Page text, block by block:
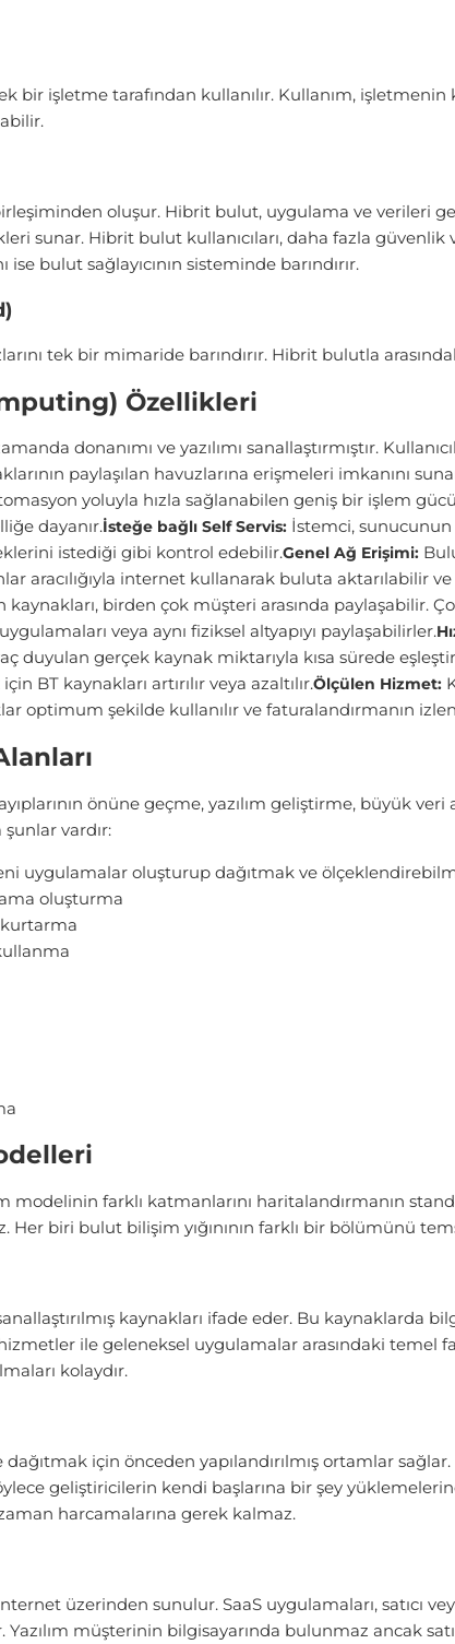
bir işletme tarafından kullanılır. Kullanım,
oluşur. Hibrit bulut, uygulama ve verileri
sunar. Hibrit bulut kullanıcıları, daha fazla
ise bulut sağlayıcının sisteminde barındırır.
tek bir mimaride barındırır. Hibrit bulutla
Özellikleri
donanımı ve yazılımı sanallaştırmıştır.
paylaşılan havuzlarına erişmeleri imkanını
yoluyla hızla sağlanabilen geniş bir işlem
dayanır.İsteğe bağlı Self Servis: İstemci, sunucunun
istediği gibi kontrol edebilir.Genel Ağ Erişimi:
aracılığıyla internet kullanarak buluta aktarılabilir ve
kaynakları, birden çok müşteri arasında paylaşabilir.
veya aynı fiziksel altyapıyı paylaşabilirler.
duyulan gerçek kaynak miktarıyla kısa sürede
BT kaynakları artırılır veya azaltılır.Ölçülen Hizmet:
optimum şekilde kullanılır ve faturalandırmanın
önüne geçme, yazılım geliştirme, büyük
şunlar vardır:
uygulamalar oluşturup dağıtmak ve
oluşturma
modelinin farklı katmanlarını haritalandırmanın
Her biri bulut bilişim yığınının farklı bir bölümünü
kaynakları ifade eder. Bu kaynaklarda
ile geleneksel uygulamalar arasındaki temel
kolaydır.
için önceden yapılandırılmış ortamlar
geliştiricilerin kendi başlarına bir şey
harcamalarına gerek kalmaz.
internet üzerinden sunulur. SaaS uygulamaları, satıcı
Yazılım müşterinin bilgisayarında bulunmaz ancak